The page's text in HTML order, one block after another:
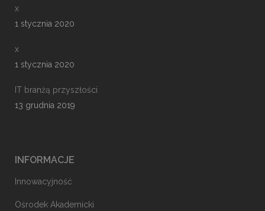
x
1 stycznia 2020
x
1 stycznia 2020
IT branżą przyszłości
13 grudnia 2019
INFORMACJE
Innowacyjność
Ośrodek Akademicki